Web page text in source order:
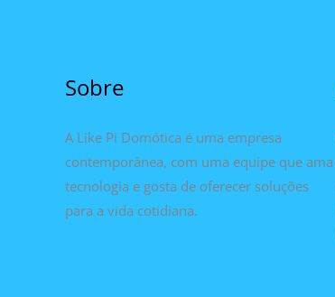
Sobre
A Like Pi Domótica é uma empresa
contemporânea, com uma equipe que ama
tecnologia e gosta de oferecer soluções
para a vida cotidiana.